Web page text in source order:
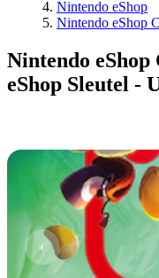
Nintendo eShop
Nintendo eShop
Nintendo eShop
eShop Sleutel -